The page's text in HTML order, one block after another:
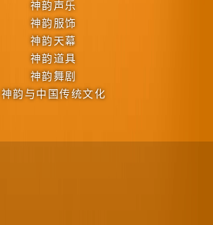
神韵声乐
神韵服饰
神韵天幕
神韵道具
神韵舞剧
神韵与中国传统文化